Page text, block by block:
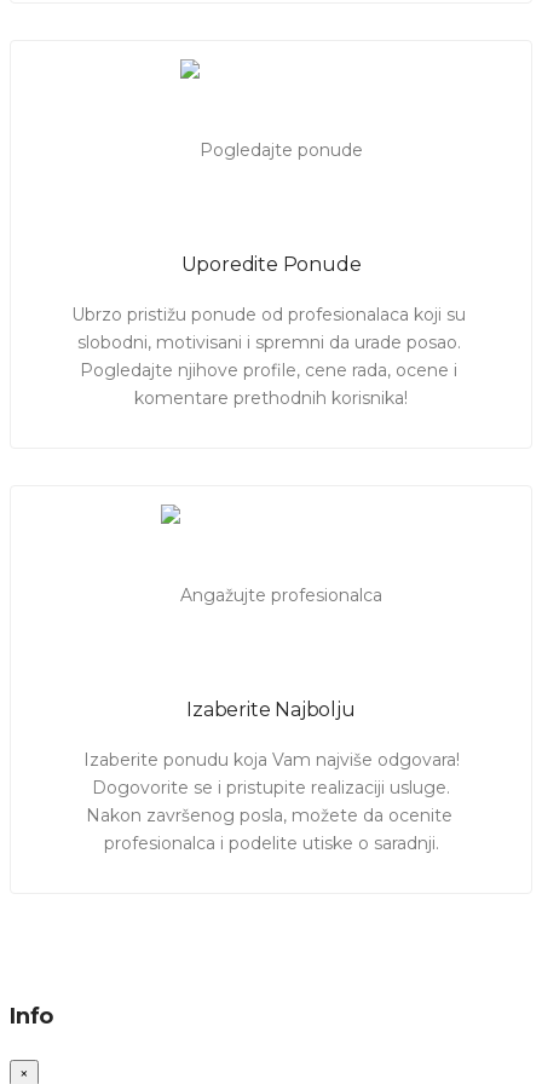
Uporedite Ponude
Ubrzo pristižu ponude od profesionalaca koji su
slobodni, motivisani i spremni da urade posao.
Pogledajte njihove profile, cene rada, ocene i
komentare prethodnih korisnika!
Izaberite Najbolju
Izaberite ponudu koja Vam najviše odgovara!
Dogovorite se i pristupite realizaciji usluge.
Nakon završenog posla, možete da ocenite
profesionalca i podelite utiske o saradnji.
Info
×